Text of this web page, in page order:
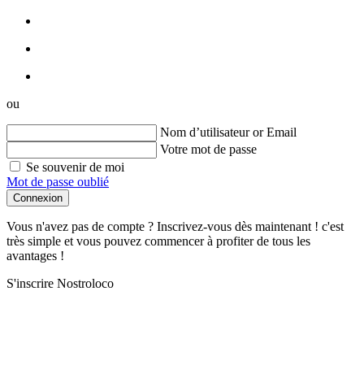
ou
Nom d’utilisateur or Email
Votre mot de passe
Se souvenir de moi
Mot de passe oublié
Connexion
Vous n'avez pas de compte ? Inscrivez-vous dès maintenant ! c'est
très simple et vous pouvez commencer à profiter de tous les
avantages !
S'inscrire Nostroloco